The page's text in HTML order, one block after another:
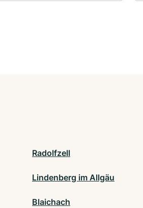
Radolfzell
Lindenberg im Allgäu
Blaichach